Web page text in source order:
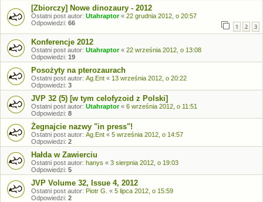
[Zbiorczy] Nowe dinozaury - 2012
Ostatni post autor: Utahraptor« 22 grudnia 2012, o 20:57
Odpowiedzi: 66 1 2 3
Konferencje 2012
Ostatni post autor: Utahraptor« 22 września 2012, o 13:08
Odpowiedzi: 19
Posożyty na pterozaurach
Ostatni post autor: Ag.Ent « 13 września 2012, o 20:22
Odpowiedzi: 3
JVP 32 (5) [w tym celofyzoid z Polski]
Ostatni post autor: Utahraptor« 6 września 2012, o 11:51
Odpowiedzi: 8
Żegnajcie nazwy "in press"!
Ostatni post autor: Ag.Ent « 5 września 2012, o 14:57
Odpowiedzi: 2
Hałda w Zawierciu
Ostatni post autor: hanys « 3 sierpnia 2012, o 19:03
Odpowiedzi: 5
JVP Volume 32, Issue 4, 2012
Ostatni post autor: Piotr G. « 5 lipca 2012, o 15:59
Odpowiedzi: 2